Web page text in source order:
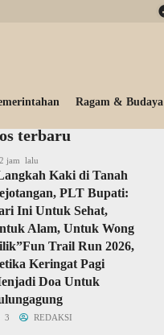
Ragam & Budaya
terbaru
2 jam lalu
Kaki di Tanah
PLT Bupati:
Ini Untuk Sehat,
Alam, Untuk Wong
Trail Run 2026,
Keringat Pagi
Doa Untuk
3 REDAKSI